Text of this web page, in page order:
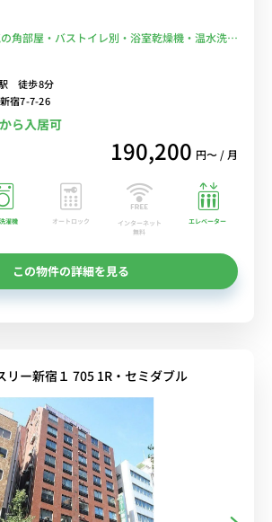
の角部屋・バストイレ別・浴室乾燥機・温水洗浄
ンターフォン＆室内洗濯機あり■選べるWi-Fi格
徒歩8分
宿7-7-26
ら入居可
190,200 円〜 / 月
濯機 オートロック
インターネット
無料
エレベーター
この物件の詳細を見る
リー新宿１ 705 1R・セミダブル